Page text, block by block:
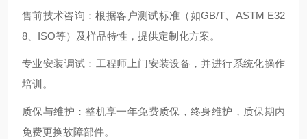
售前技术咨询：根据客户测试标准（如GB/T、ASTM E32
8、ISO等）及样品特性，提供定制化方案。
专业安装调试：工程师上门安装设备，并进行系统化操作
培训。
质保与维护：整机享一年免费质保，终身维护，质保期内
免费更换故障部件。